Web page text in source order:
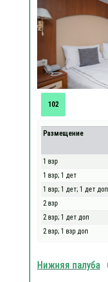
102
Размещение
1 взр
1 взр; 1 дет
1 взр; 1 дет; 1 дет доп
2 взр
2 взр; 1 дет доп
2 взр; 1 взр доп
Нижняя палуба